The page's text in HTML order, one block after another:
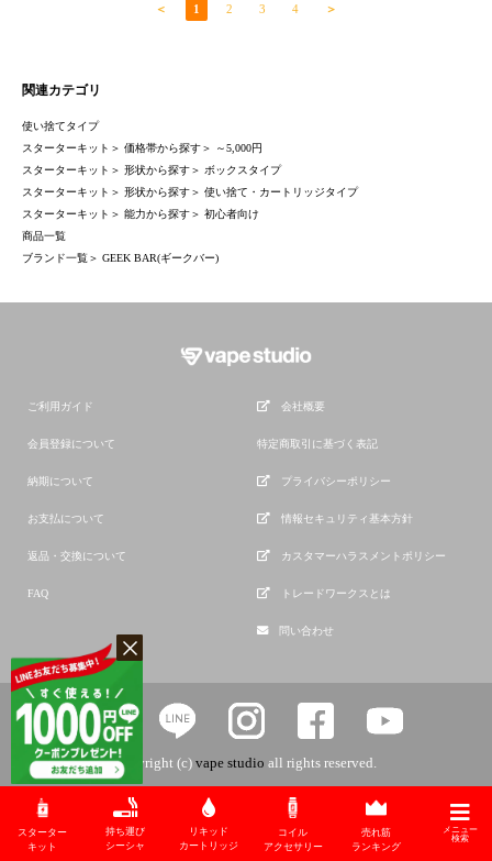
＜ 1 2 3 4 ＞
関連カテゴリ
使い捨てタイプ
スターターキット ＞ 価格帯から探す＞
～5,000円
スターターキット ＞ 形状から探す＞ ボックスタイプ
スターターキット ＞ 形状から探す＞ 使い捨て・カートリッジタイプ
スターターキット ＞ 能力から探す＞ 初心者向け
商品一覧
ブランド一覧＞ GEEK BAR(ギークバー)
スターター
キット
持ち運び
シーシャ
リキッド
カートリッジ
コイル
アクセサリー
売れ筋
ランキング
メニュー
検索
ご利用ガイド
会員登録について
納期について
お支払について
返品・交換について
FAQ
会社概要
特定商取引に基づく表記
プライバシーポリシー
情報セキュリティ基本方針
カスタマーハラスメントポリシー
トレードワークスとは
問い合わせ
copyright (c) vape studio all rights reserved.